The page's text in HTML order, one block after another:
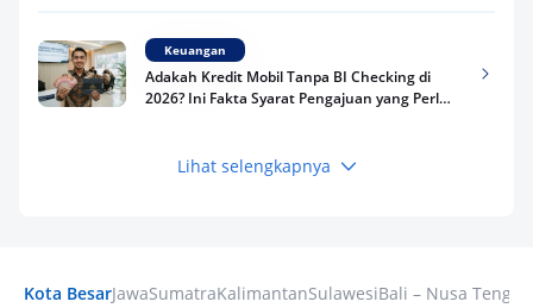
Keuangan
Adakah Kredit Mobil Tanpa BI Checking di
2026? Ini Fakta Syarat Pengajuan yang Perlu
Keuangan
Keuangan
Lihat selengkapnya
Kota BesarJawaSumatraKalimantanSulawesiBali – Nusa